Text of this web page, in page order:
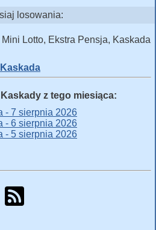
losowania:
Lotto, Ekstra Pensja, Kaskada
z tego miesiąca:
- 7 sierpnia 2026
- 6 sierpnia 2026
- 5 sierpnia 2026